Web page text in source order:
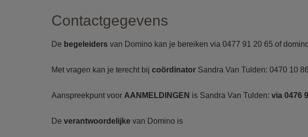
Contactgegevens
De begeleiders van Domino kan je bereiken via 0477 91 20 65 of
Met vragen kan je terecht bij coördinator Sandra Van Tulden: 0470 10
Aanspreekpunt voor AANMELDINGEN is Sandra Van Tulden: via 0476
De verantwoordelijke van Domino is